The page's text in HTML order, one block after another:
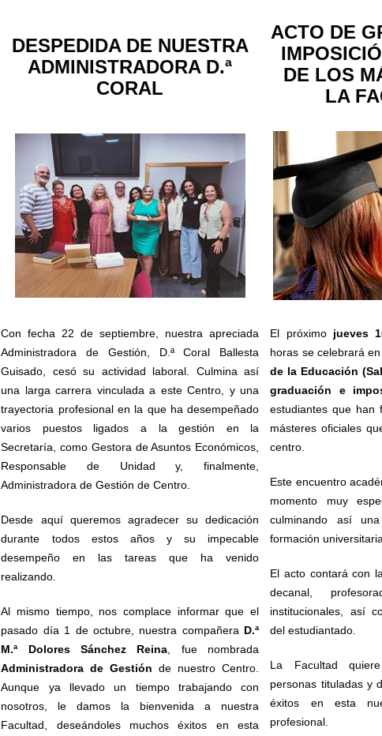
DESPEDIDA DE NUESTRA
ADMINISTRADORA D.ª
CORAL
ACTO DE
DE LOS
LA
Con fecha 22 de septiembre, nuestra apreciada
Administradora de Gestión, D.ªCoral Ballesta
Guisado, cesó su actividad laboral. Culmina así
una larga carrera vinculada a este Centro, y una
trayectoria profesional en la que ha desempeñado
varios puestos ligados a la gestión en la
Secretaría, como Gestora de Asuntos Económicos,
Responsable de Unidad y, finalmente,
Administradora de Gestión de Centro.
Desde aquí queremos agradecer su dedicación
durante todos estos años y su impecable
desempeño en las tareas que ha venido
realizando.
Al mismo tiempo, nos complace informar que el
pasado día 1 de octubre, nuestra compañera D.ª
M.ª Dolores Sánchez Reina , fue nombrada
Administradora de Gestión de nuestro Centro.
Aunque ya llevado un tiempo trabajando con
nosotros, le damos la bienvenida a nuestra
Facultad, deseándoles muchos éxitos en esta
El próximo jueves
horas se celebrará en
de la Educación
graduación e
estudiantes que han
másteres oficiales
centro.
Este encuentro
momento muy
culminando así
formación universitaria.
El acto contará con
decanal,
institucionales, así
del estudiantado.
La Facultad
personas tituladas y
éxitos en esta
profesional.